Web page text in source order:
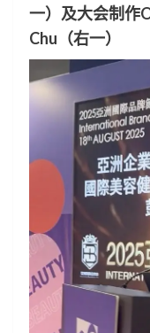
一）及大会制作
Chu（右一）